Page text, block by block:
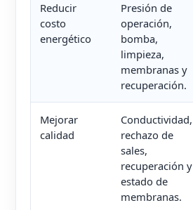
Reducir
costo
energético
Presión de
operación,
bomba,
limpieza,
membranas y
recuperación.
Mejorar
calidad
Conductividad,
rechazo de
sales,
recuperación y
estado de
membranas.